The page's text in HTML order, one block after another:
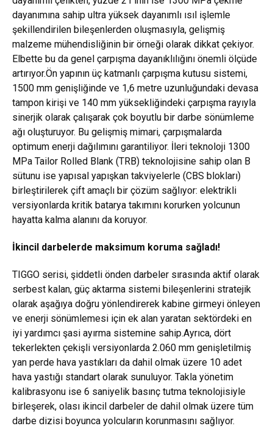
dayanımına sahip ultra yüksek dayanımlı ısıl işlemle
şekillendirilen bileşenlerden oluşmasıyla, gelişmiş
malzeme mühendisliğinin bir örneği olarak dikkat çekiyor.
Elbette bu da genel çarpışma dayanıklılığını önemli ölçüde
artırıyor.Ön yapının üç katmanlı çarpışma kutusu sistemi,
1500 mm genişliğinde ve 1,6 metre uzunluğundaki devasa
tampon kirişi ve 140 mm yüksekliğindeki çarpışma rayıyla
sinerjik olarak çalışarak çok boyutlu bir darbe sönümleme
ağı oluşturuyor. Bu gelişmiş mimari, çarpışmalarda
optimum enerji dağılımını garantiliyor. İleri teknoloji 1300
MPa Tailor Rolled Blank (TRB) teknolojisine sahip olan B
sütunu ise yapısal yapışkan takviyelerle (CBS blokları)
birleştirilerek çift amaçlı bir çözüm sağlıyor: elektrikli
versiyonlarda kritik batarya takımını korurken yolcunun
hayatta kalma alanını da koruyor.
İkincil darbelerde maksimum koruma sağladı!
TIGGO serisi, şiddetli önden darbeler sırasında aktif olarak
serbest kalan, güç aktarma sistemi bileşenlerini stratejik
olarak aşağıya doğru yönlendirerek kabine girmeyi önleyen
ve enerji sönümlemesi için ek alan yaratan sektördeki en
iyi yardımcı şasi ayırma sistemine sahip.Ayrıca, dört
tekerlekten çekişli versiyonlarda 2.060 mm genişletilmiş
yan perde hava yastıkları da dahil olmak üzere 10 adet
hava yastığı standart olarak sunuluyor. Takla yönetim
kalibrasyonu ise 6 saniyelik basınç tutma teknolojisiyle
birleşerek, olası ikincil darbeler de dahil olmak üzere tüm
darbe dizisi boyunca yolcuların korunmasını sağlıyor.